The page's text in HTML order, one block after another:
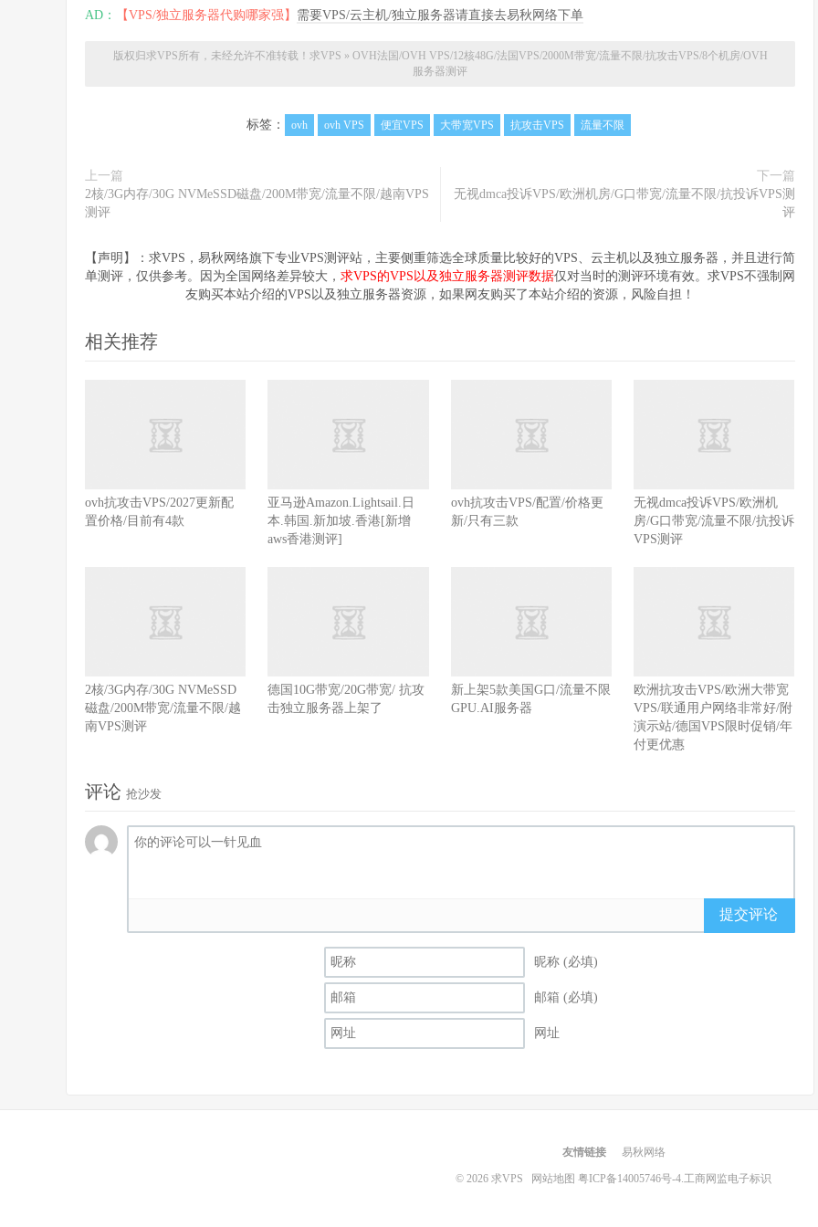
AD： 【VPS/独立服务器代购哪家强】 需要VPS/云主机/独立服务器请直接去易秋网络下单
版权归求VPS所有，未经允许不准转载！ 求VPS » OVH法国/OVH VPS/12核48G/法国VPS/2000M带宽/流量不限/抗攻击VPS/8个机房/OVH
服务器测评
标签： ovh ovh VPS 便宜VPS 大带宽VPS 抗攻击VPS 流量不限
上一篇
2核/3G内存/30G NVMeSSD磁盘/200M带宽/流量不限/越南VPS
测评
下一篇
无视dmca投诉VPS/欧洲机房/G口带宽/流量不限/抗投诉VPS测
评
【声明】：求VPS，易秋网络旗下专业VPS测评站，主要侧重筛选全球质量比较好的VPS、云主机以及独立服务器，并且进行简
单测评，仅供参考。因为全国网络差异较大， 求VPS的VPS以及独立服务器测评数据仅对当时的测评环境有效。求VPS不强制网
友购买本站介绍的VPS以及独立服务器资源，如果网友购买了本站介绍的资源，风险自担！
相关推荐
ovh抗攻击VPS/2027更新配
置价格/目前有4款
亚马逊Amazon.Lightsail.日
本.韩国.新加坡.香港[新增
aws香港测评]
ovh抗攻击VPS/配置/价格更
新/只有三款
无视dmca投诉VPS/欧洲机
房/G口带宽/流量不限/抗投诉
VPS测评
2核/3G内存/30G NVMeSSD
磁盘/200M带宽/流量不限/越
南VPS测评
德国10G带宽/20G带宽/ 抗攻
击独立服务器上架了
新上架5款美国G口/流量不限
GPU.AI服务器
欧洲抗攻击VPS/欧洲大带宽
VPS/联通用户网络非常好/附
演示站/德国VPS限时促销/年
付更优惠
评论 抢沙发
提交评论
昵称 (必填)
邮箱 (必填)
网址
友情链接 易秋网络
© 2026 求VPS 网站地图 粤ICP备14005746号-4.工商网监电子标识